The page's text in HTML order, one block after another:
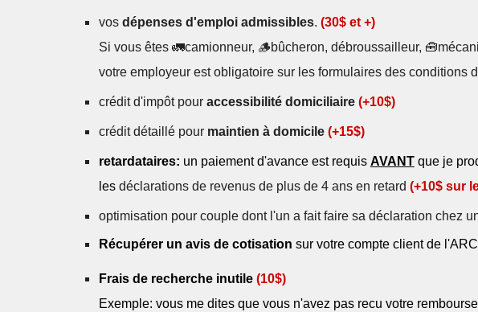
vos dépenses d'emploi admissibles. (30$ et +)
Si vous êtes 🚛camionneur, 🪵bûcheron, débroussailleur, 🧰
votre employeur est obligatoire sur les formulaires des conditions
crédit d'impôt pour accessibilité domiciliaire (+10$)
crédit détaillé pour maintien à domicile (+15$)
retardataires: un paiement d'avance est requis AVANTque je
les déclarations de revenus de plus de 4 ans en retard (+10$ sur
optimisation pour couple dont l'un a fait faire sa déclaration chez
Récupérer un avis de cotisation sur votre compte client de
Frais de recherche inutile (10$)
Exemple: vous me dites que vous n'avez pas recu votre